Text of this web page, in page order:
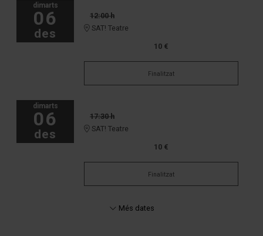
dimarts
06
des
12:00 h
SAT! Teatre
10 €
Finalitzat
dimarts
06
des
17:30 h
SAT! Teatre
10 €
Finalitzat
Més dates